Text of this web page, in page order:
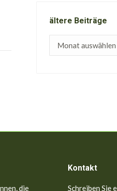
ältere Beiträge
die
Kontakt
Schreiben Sie